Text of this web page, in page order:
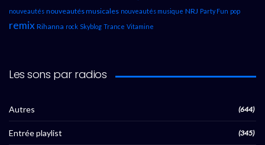
nouveautés nouveautés musicales nouveautés musique NRJ Party Fun pop
remix Rihanna rock Skyblog Trance Vitamine
Les sons par radios
Autres (644)
Entrée playlist (345)